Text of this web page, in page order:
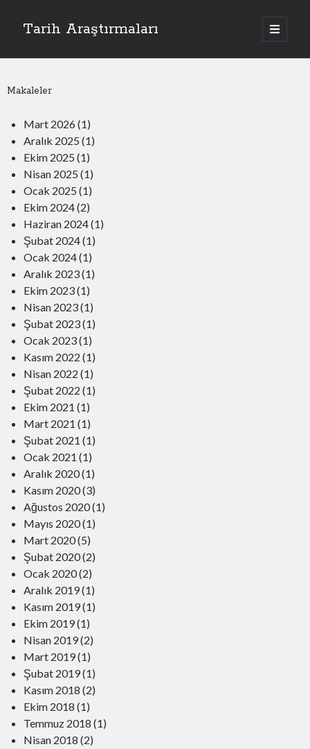
Tarih Araştırmaları
Tarih Araştırmaları
1455 Tarihli Tahrir Defteri Işığında Ordu Yöresinde Türkleşme Süreci
10 Mart 2026
Bayram Bey’in Soyu
25 Aralık 2025
Aleviler ve Cem Dili
20 Ekim 2025
İslam Dünyasında Bilimden Nasıl Kopuldu?
Türk Devlet Geleneğinde Komitacılar
15 Ocak 2025
Eşit Yurttaşlık mı? Yurttaşların Eşitliği mi?
29 Ekim 2024
Dillerin Doğuşu ve Türkçe
13 Ekim 2024
Mevali
17 Haziran 2024
Yapay Zeka ve Modern İnsanın Geleceği
19 Şubat 2024
Homo Sapiens’in Salgın Hastalıklarla Sınavı
21 Ocak 2024
Kaşığın Hikayesi
1 Aralık 2023
Güç ve İktidar
22 Ekim 2023
Edebiyatımızda Hiciv Ustaları
16 Nisan 2023
Dünyada bunlar da yaşandı
17 Şubat 2023
Mesudiye’nin Kayıp Köyleri
22 Ocak 2023
Yeni Yorumlar
Mithat Baş-Sarıkamış Şehitleri Anılırken
Naşit Oskay-Sarıkamış Şehitleri Anılırken
24 Aralık 2023
Mithat Baş-Kaşığın Hikayesi
Makaleler
Mart 2026(1)
Aralık 2025 (1)
Ekim 2025 (1)
Nisan 2025 (1)
Ocak 2025 (1)
Ekim 2024(2)
Haziran 2024(1)
Şubat 2024(1)
Ocak 2024(1)
Aralık 2023(1)
Ekim 2023(1)
Nisan 2023(1)
Şubat 2023(1)
Ocak 2023(1)
Kasım 2022 (1)
Nisan 2022 (1)
Şubat 2022 (1)
Ekim 2021 (1)
Mart 2021 (1)
Şubat 2021 (1)
Ocak 2021 (1)
Aralık 2020(1)
Kasım 2020(3)
Ağustos 2020(1)
Mayıs 2020(1)
Mart 2020(5)
Şubat 2020(2)
Ocak 2020(2)
Aralık 2019(1)
Kasım 2019(1)
Ekim 2019(1)
Nisan 2019(2)
Mart 2019(1)
Şubat 2019(1)
Kasım 2018 (2)
Ekim 2018 (1)
Temmuz 2018 (1)
Nisan 2018 (2)